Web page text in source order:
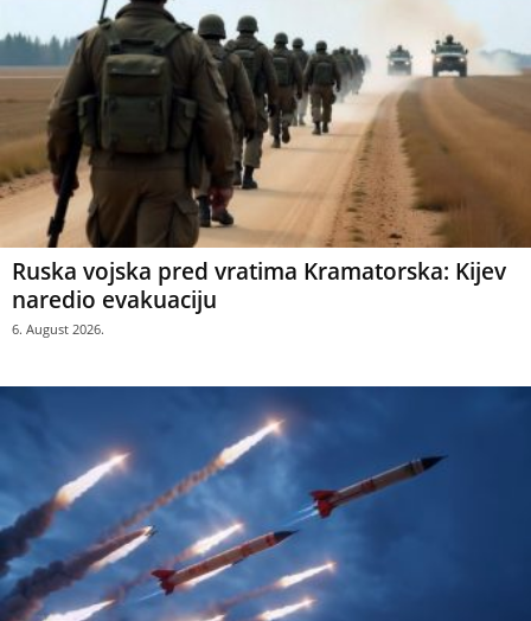
Ruska vojska pred vratima Kramatorska: Kijev
naredio evakuaciju
6. August 2026.